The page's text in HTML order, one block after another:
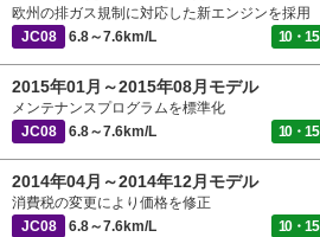
欧州の排ガス規制に対応した新エンジンを採用
JC08
6.8～7.6km/L 10・15
2015年01月～2015年08月モデル
メンテナンスプログラムを標準化
JC08
6.8～7.6km/L 10・15
2014年04月～2014年12月モデル
消費税の変更により価格を修正
JC08
6.8～7.6km/L 10・15